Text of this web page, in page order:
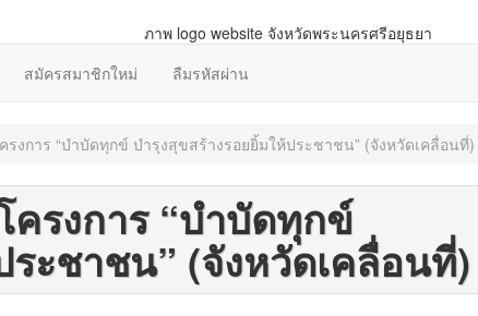
สมัครสมาชิกใหม่ ลืมรหัสผ่าน
งการ “บำบัดทุกข์ บำรุงสุขสร้างรอยยิ้มให้ประชาชน” (จังหวัดเคลื่อนที่)
ครงการ “บำบัดทุกข์
ะชาชน” (จังหวัดเคลื่อนที่)